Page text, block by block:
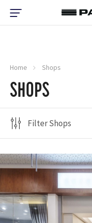
Home Shops
SHOPS
Filter Shops